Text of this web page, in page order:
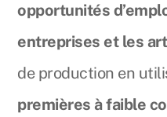
opportunités
entreprises et les
de production en
premières à faible